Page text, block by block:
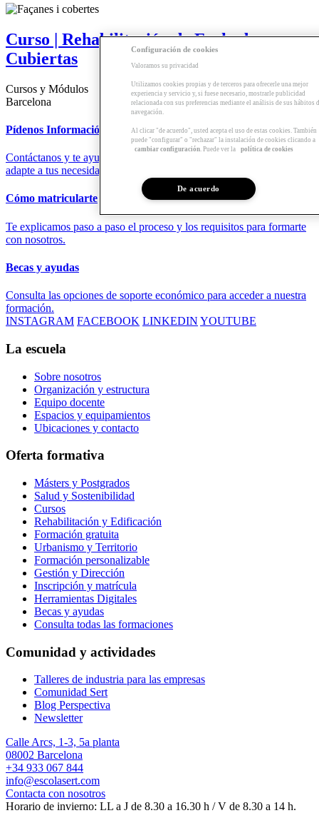
Curso | Rehabilitación de Fachadas y
Cubiertas
Cursos y Módulos
Barcelona
Pídenos Información
Contáctanos y te ayudaremos a encontrar la formación que mejor se
adapte a tus necesidades.
Cómo matricularte
Te explicamos paso a paso el proceso y los requisitos para formarte
con nosotros.
Becas y ayudas
Consulta las opciones de soporte económico para acceder a nuestra
formación.
INSTAGRAM FACEBOOK LINKEDIN YOUTUBE
La escuela
Sobre nosotros
Organización y estructura
Equipo docente
Espacios y equipamientos
Ubicaciones y contacto
Oferta formativa
Másters y Postgrados
Salud y Sostenibilidad
Cursos
Rehabilitación y Edificación
Formación gratuita
Urbanismo y Territorio
Formación personalizable
Gestión y Dirección
Inscripción y matrícula
Herramientas Digitales
Becas y ayudas
Consulta todas las formaciones
Comunidad y actividades
Talleres de industria para las empresas
Comunidad Sert
Blog Perspectiva
Newsletter
Calle Arcs, 1-3, 5a planta
08002 Barcelona
+34 933 067 844
info@escolasert.com
Contacta con nosotros
Horario de invierno: LL a J de 8.30 a 16.30 h / V de 8.30 a 14 h.
Configuración de cookies
Valoramos su privacidad
Utilizamos cookies propias y de terceros para ofrecerle una mejor
experiencia y servicio y, si fuese necesario, mostrarle publicidad
relacionada con sus preferencias mediante el análisis de sus hábitos
navegación.
Al clicar "de acuerdo", usted acepta el uso de estas cookies. También
puede "configurar" o "rechazar" la instalación de cookies clicando a
cambiar configuración. Puede ver la política de cookies
De acuerdo